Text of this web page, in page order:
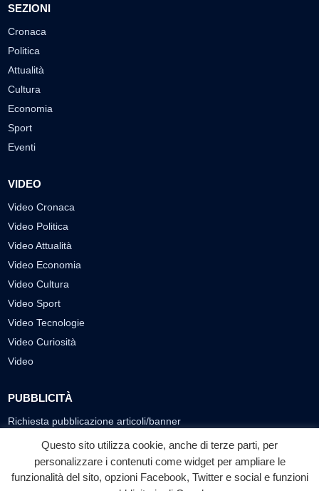
SEZIONI
Cronaca
Politica
Attualità
Cultura
Economia
Sport
Eventi
VIDEO
Video Cronaca
Video Politica
Video Attualità
Video Economia
Video Cultura
Video Sport
Video Tecnologie
Video Curiosità
Video
PUBBLICITÀ
Richiesta pubblicazione articoli/banner
SEGUICI SUI SOCIAL
f ◎ ▶
Questo sito utilizza cookie, anche di terze parti, per
personalizzare i contenuti come widget per ampliare le
funzionalità del sito, opzioni Facebook, Twitter e social e funzioni